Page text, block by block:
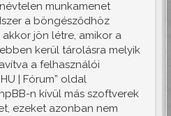
munkamenet
a böngésződhöz
jön létre, amikor a
kerül tárolásra melyik
a felhasználói
| Fórum” oldal
n kívül más szoftverek
ezeket azonban nem